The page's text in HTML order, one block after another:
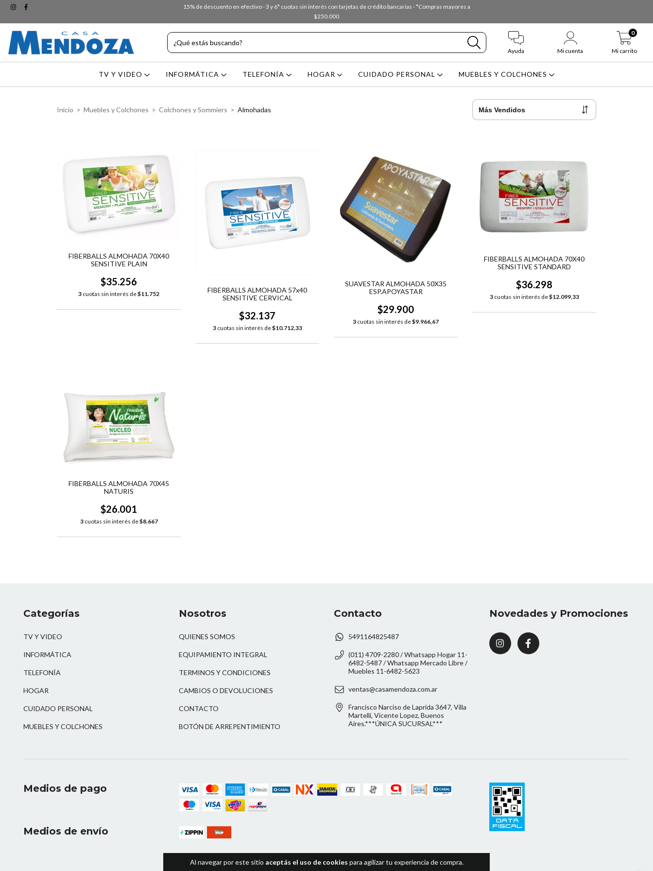
15% de descuento en efectivo - 3 y 6* cuotas sin interés con tarjetas de crédito bancarias - *Compras mayores a
$250.000
Ayuda Mi cuenta Mi carrito
0
TV Y VIDEO INFORMÁTICA TELEFONÍA HOGAR CUIDADO PERSONAL MUEBLES Y COLCHONES
Al navegar por este sitio aceptás el uso de cookies para agilizar tu experiencia de compra.
Inicio > Muebles y Colchones > Colchones y Sommiers > Almohadas
FIBERBALLS ALMOHADA 70X40
SENSITIVE PLAIN
$35.256
3 cuotas sin interés de$11.752
FIBERBALLS ALMOHADA 57x40
SENSITIVE CERVICAL
$32.137
3cuotas sin interés de$10.712,33
SUAVESTAR ALMOHADA 50X35
ESP.APOYASTAR
$29.900
3 cuotas sin interés de$9.966,67
FIBERBALLS ALMOHADA 70X40
SENSITIVE STANDARD
$36.298
3cuotas sin interés de$12.099,33
FIBERBALLS ALMOHADA 70X45
NATURIS
$26.001
3cuotas sin interés de$8.667
Categorías
TV Y VIDEO
INFORMÁTICA
TELEFONÍA
HOGAR
CUIDADO PERSONAL
MUEBLES Y COLCHONES
Nosotros
QUIENES SOMOS
EQUIPAMIENTO INTEGRAL
TERMINOS Y CONDICIONES
CAMBIOS O DEVOLUCIONES
CONTACTO
BOTÓN DE ARREPENTIMIENTO
Contacto
5491164825487
(011) 4709-2280 / Whatsapp Hogar 11-
6482-5487 / Whatsapp Mercado Libre /
Muebles 11-6482-5623
ventas@casamendoza.com.ar
Francisco Narciso de Laprida 3647, Villa
Martelli, Vicente Lopez, Buenos
Aires.***ÚNICA SUCURSAL***
Novedades y Promociones
Medios de pago
Medios de envío